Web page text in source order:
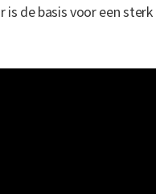
is de basis voor een sterk